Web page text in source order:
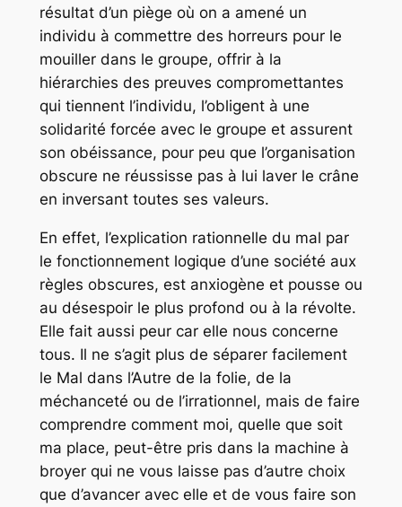
résultat d’un piège où on a amené un
individu à commettre des horreurs pour le
mouiller dans le groupe, offrir à la
hiérarchies des preuves compromettantes
qui tiennent l’individu, l’obligent à une
solidarité forcée avec le groupe et assurent
son obéissance, pour peu que l’organisation
obscure ne réussisse pas à lui laver le crâne
en inversant toutes ses valeurs.
En effet, l’explication rationnelle du mal par
le fonctionnement logique d’une société aux
règles obscures, est anxiogène et pousse ou
au désespoir le plus profond ou à la révolte.
Elle fait aussi peur car elle nous concerne
tous. Il ne s’agit plus de séparer facilement
le Mal dans l’Autre de la folie, de la
méchanceté ou de l’irrationnel, mais de faire
comprendre comment moi, quelle que soit
ma place, peut-être pris dans la machine à
broyer qui ne vous laisse pas d’autre choix
que d’avancer avec elle et de vous faire son